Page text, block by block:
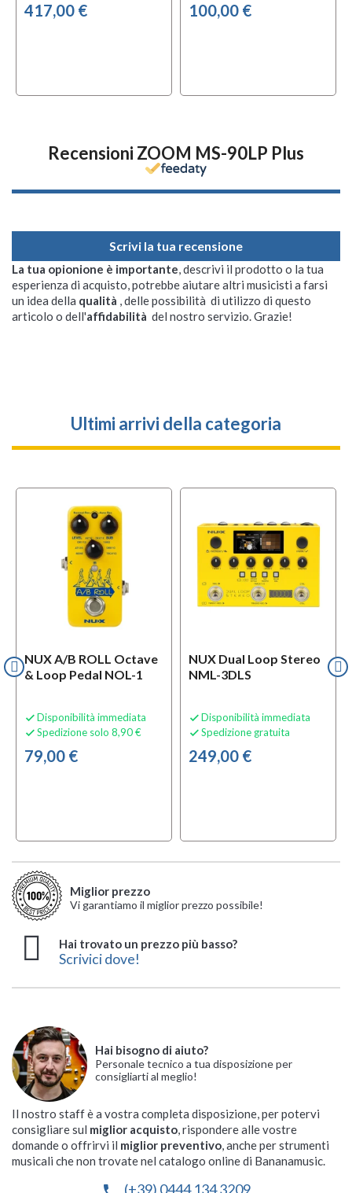
417,00 € 100,00 €
Recensioni ZOOM MS-90LP Plus
Scrivi la tua recensione
La tua opionione è importante, descrivi il prodotto o la tua
esperienza di acquisto, potrebbe aiutare altri musicisti a farsi
un idea della qualità , delle possibilità di utilizzo di questo
articolo o dell'affidabilità del nostro servizio. Grazie!
Ultimi arrivi della categoria
NUX A/B ROLL Octave
& Loop Pedal NOL-1
 Disponibilità immediata
 Spedizione solo 8,90 €
79,00 €
NUX Dual Loop Stereo
NML-3DLS
 Disponibilità immediata
 Spedizione gratuita
249,00 €
Miglior prezzo
Vi garantiamo il miglior prezzo possibile!
Hai trovato un prezzo più basso?
Scrivici dove!
Hai bisogno di aiuto?
Personale tecnico a tua disposizione per
consigliarti al meglio!
Il nostro staff è a vostra completa disposizione, per potervi
consigliare sul miglior acquisto, rispondere alle vostre
domande o offrirvi il miglior preventivo, anche per strumenti
musicali che non trovate nel catalogo online di Bananamusic.
(+39) 0444 134 3209